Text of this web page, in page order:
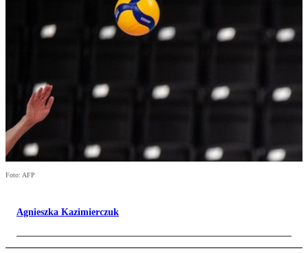
Foto: AFP
Agnieszka Kazimierczuk